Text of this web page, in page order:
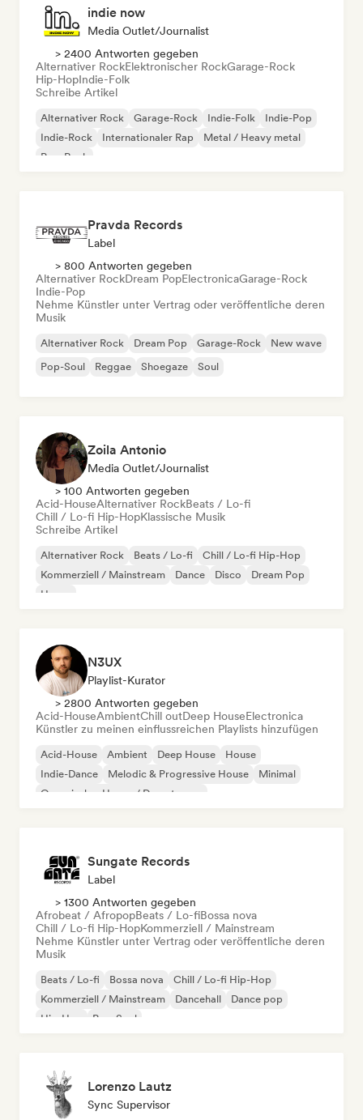
indie now
Media Outlet/Journalist
> 2400 Antworten gegeben
Alternativer RockElektronischer RockGarage-Rock
Hip-HopIndie-Folk
Schreibe Artikel
Alternativer Rock Garage-Rock Indie-Folk
Indie-Pop
Indie-Rock
Internationaler Rap
Metal / Heavy metal
Pop-Rock
Pravda Records
Label
> 800 Antworten gegeben
Alternativer RockDream PopElectronicaGarage-Rock
Indie-Pop
Nehme Künstler unter Vertrag oder veröffentliche deren
Musik
Alternativer Rock Dream Pop Garage-Rock
New wave
Pop-Soul
Reggae Shoegaze Soul
Zoila Antonio
Media Outlet/Journalist
> 100 Antworten gegeben
Acid-HouseAlternativer RockBeats / Lo-fi
Chill / Lo-fi Hip-HopKlassische Musik
Schreibe Artikel
Alternativer Rock Beats / Lo-fi
Chill / Lo-fi Hip-Hop
Kommerziell / Mainstream
Dance Disco
Dream Pop
House
N3UX
Playlist-Kurator
> 2800 Antworten gegeben
Acid-HouseAmbientChill outDeep HouseElectronica
Künstler zu meinen einflussreichen Playlists hinzufügen
Acid-House Ambient Deep House
House
Indie-Dance
Melodic & Progressive House
Minimal
Organischer House / Downtempo
Sungate Records
Label
> 1300 Antworten gegeben
Afrobeat / AfropopBeats / Lo-fiBossa nova
Chill / Lo-fi Hip-HopKommerziell / Mainstream
Nehme Künstler unter Vertrag oder veröffentliche deren
Musik
Beats / Lo-fi Bossa nova
Chill / Lo-fi Hip-Hop
Kommerziell / Mainstream
Dancehall
Dance pop
Hip-Hop
Pop-Soul
Lorenzo Lautz
Sync Supervisor